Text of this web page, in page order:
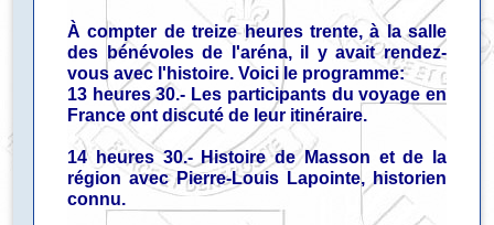
À compter de treize heures trente, à la salle
des bénévoles de l'aréna, il y avait rendez-
vous avec l'histoire. Voici le programme:
13 heures 30.- Les participants du voyage en
France ont discuté de leur itinéraire.
14 heures 30.- Histoire de Masson et de la
région avec Pierre-Louis Lapointe, historien
connu.